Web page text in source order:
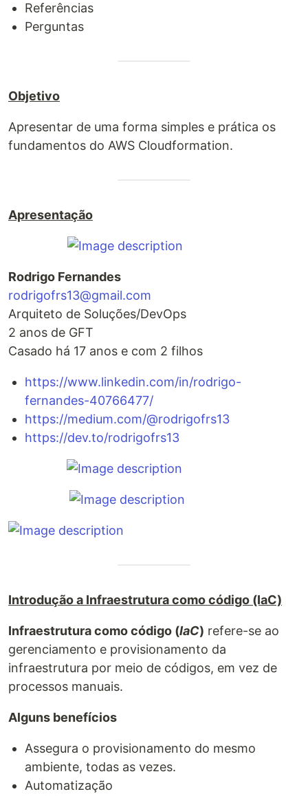
Referências
Perguntas
Objetivo
Apresentar de uma forma simples e prática os
fundamentos do AWS Cloudformation.
Apresentação
Rodrigo Fernandes
rodrigofrs13@gmail.com
Arquiteto de Soluções/DevOps
2 anos de GFT
Casado há 17 anos e com 2 filhos
https://www.linkedin.com/in/rodrigo-
fernandes-40766477/
https://medium.com/@rodrigofrs13
https://dev.to/rodrigofrs13
Introdução a Infraestrutura como código (IaC)
Infraestrutura como código (IaC) refere-se ao
gerenciamento e provisionamento da
infraestrutura por meio de códigos, em vez de
processos manuais.
Alguns benefícios
Assegura o provisionamento do mesmo
ambiente, todas as vezes.
Automatização